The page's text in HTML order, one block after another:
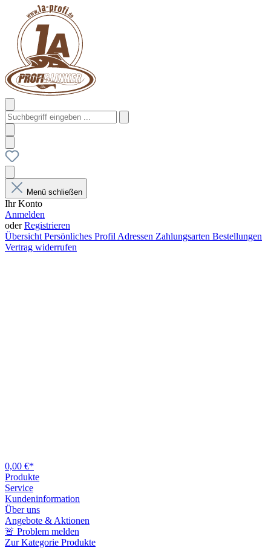
Menü schließen
Ihr Konto
Anmelden
oderRegistrieren
Übersicht Persönliches Profil Adressen Zahlungsarten Bestellungen
Vertrag widerrufen
0,00 €*
Produkte
Service
Kundeninformation
Über uns
Angebote & Aktionen
🚨 Problem melden
Zur Kategorie Produkte